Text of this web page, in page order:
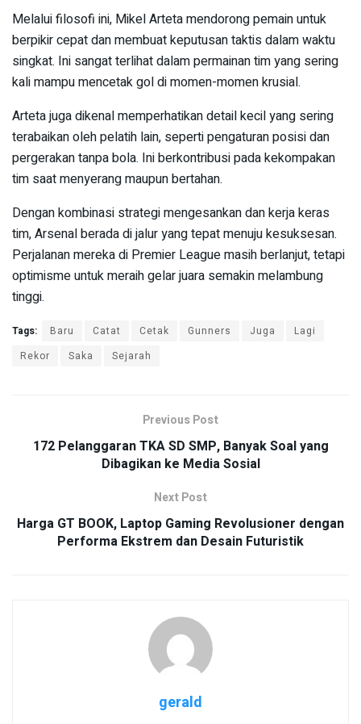
Melalui filosofi ini, Mikel Arteta mendorong pemain untuk
berpikir cepat dan membuat keputusan taktis dalam waktu
singkat. Ini sangat terlihat dalam permainan tim yang sering
kali mampu mencetak gol di momen-momen krusial.
Arteta juga dikenal memperhatikan detail kecil yang sering
terabaikan oleh pelatih lain, seperti pengaturan posisi dan
pergerakan tanpa bola. Ini berkontribusi pada kekompakan
tim saat menyerang maupun bertahan.
Dengan kombinasi strategi mengesankan dan kerja keras
tim, Arsenal berada di jalur yang tepat menuju kesuksesan.
Perjalanan mereka di Premier League masih berlanjut, tetapi
optimisme untuk meraih gelar juara semakin melambung
tinggi.
Tags: Baru Catat Cetak Gunners Juga
Lagi
Rekor
Saka Sejarah
Previous Post
172 Pelanggaran TKA SD SMP, Banyak Soal yang
Dibagikan ke Media Sosial
Next Post
Harga GT BOOK, Laptop Gaming Revolusioner dengan
Performa Ekstrem dan Desain Futuristik
gerald